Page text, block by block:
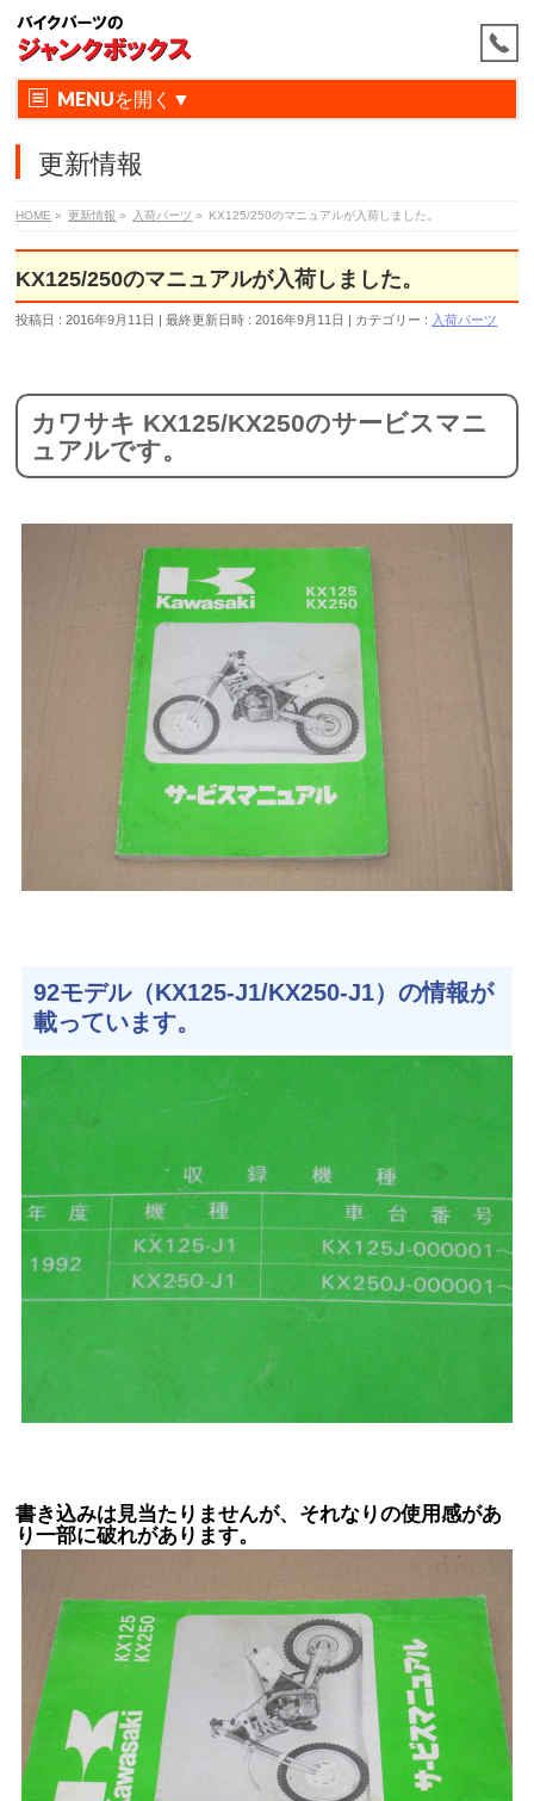
MENU
更新情報
HOME » 更新情報 » 入荷パーツ » KX125/250のマニュアルが入荷しました。
KX125/250のマニュアルが入荷しました。
投稿日 : 2016年9月11日 最終更新日時 : 2016年9月11日 カテゴリー : 入荷パーツ
カワサキ KX125/KX250のサービスマニ
ュアルです。
92モデル（KX125-J1/KX250-J1）の情報が
載っています。
書き込みは見当たりませんが、それなりの使用感があ
り一部に破れがあります。